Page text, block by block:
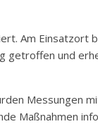
Am Einsatzort
und
Messungen
Maßnahmen